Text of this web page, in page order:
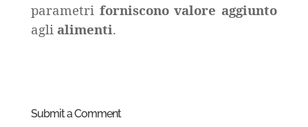
parametri forniscono valore aggiunto
agli alimenti.
Submit a Comment